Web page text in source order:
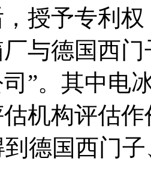
授予专利
与德国西
”。其中电
机构评估
到德国西门